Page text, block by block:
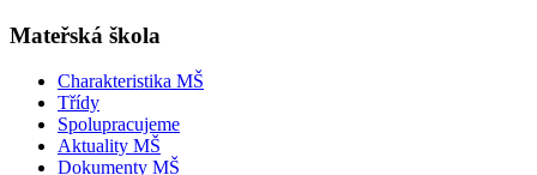
Mateřská škola
Charakteristika MŠ
Třídy
Spolupracujeme
Aktuality MŠ
Dokumenty MŠ